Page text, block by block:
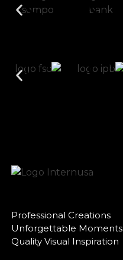
Professional Creations
Unforgettable Moments
Quality Visual Inspiration